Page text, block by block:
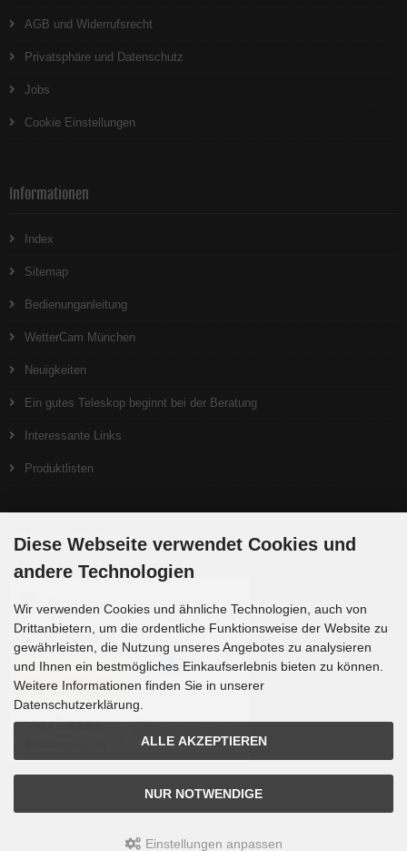
AGB und Widerrufsrecht
Privatsphäre und Datenschutz
Jobs
Cookie Einstellungen
Informationen
Index
Sitemap
Bedienunganleitung
WetterCam München
Neuigkeiten
Ein gutes Teleskop beginnt bei der Beratung
Interessante Links
Produktlisten
Zahlungsmethoden
Sprachvariablen befinden sich in der Datei tpl_modified/lang/german/lang_german.custom.
Diese Webseite verwendet Cookies und
andere Technologien
Wir verwenden Cookies und ähnliche Technologien, auch von
Drittanbietern, um die ordentliche Funktionsweise der Website zu
gewährleisten, die Nutzung unseres Angebotes zu analysieren
und Ihnen ein bestmögliches Einkaufserlebnis bieten zu können.
Weitere Informationen finden Sie in unserer
Datenschutzerklärung.
ALLE AKZEPTIEREN
NUR NOTWENDIGE
Einstellungen anpassen